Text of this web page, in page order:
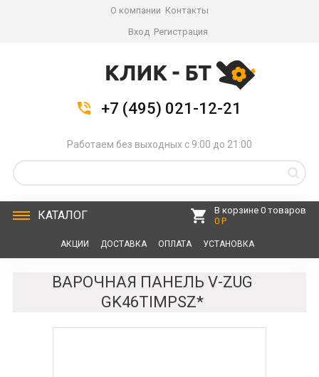
О компании Контакты
Вход Регистрация
+7 (495) 021-12-21
Работаем без выходных с 9:00 до 21:00
КАТАЛОГ
В корзине 0 товаров
0 Р
АКЦИИ ДОСТАВКА ОПЛАТА УСТАНОВКА
ВАРОЧНАЯ ПАНЕЛЬ V-ZUG
GK46TIMPSZ*